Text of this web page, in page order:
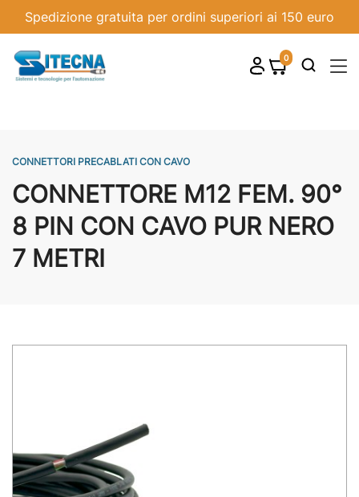
Spedizione gratuita per ordini superiori ai 150 euro
 shopping_cart0
CONNETTORI PRECABLATI CON CAVO
CONNETTORE M12 FEM. 90°
8 PIN CON CAVO PUR NERO
7 METRI